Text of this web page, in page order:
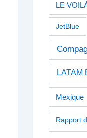
LE
JetBlue
LATAM
Mexique
Rapport